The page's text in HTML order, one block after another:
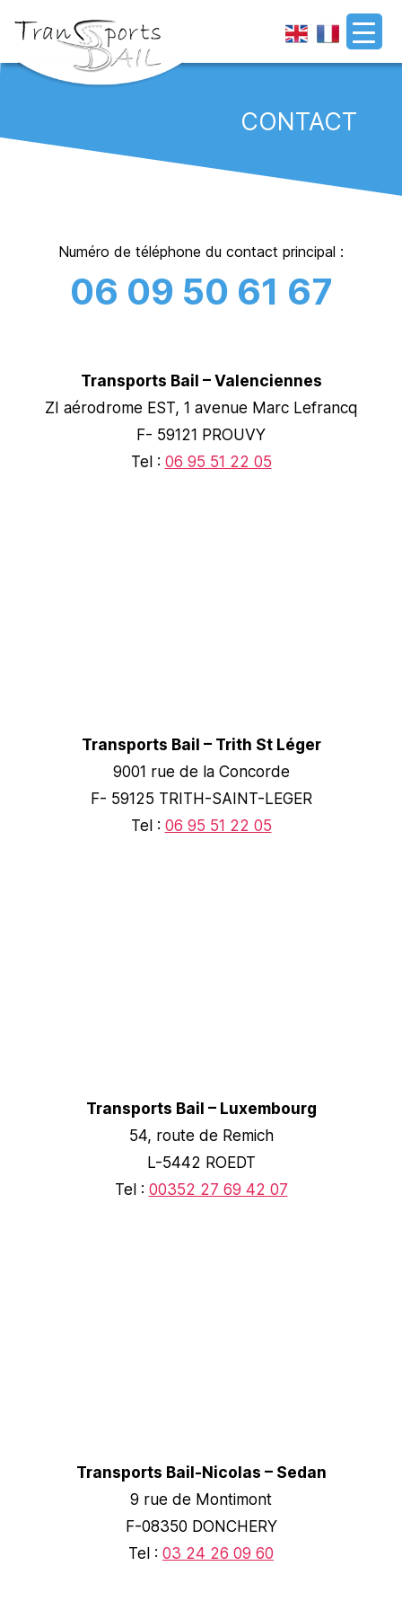
En
Fra
CONTACT
Numéro de téléphone du contact principal :
06 09 50 61 67
Transports Bail – Valenciennes
ZI aérodrome EST, 1 avenue Marc Lefrancq
F- 59121 PROUVY
Tel : 06 95 51 22 05
Transports Bail – Trith St Léger
9001 rue de la Concorde
F- 59125 TRITH-SAINT-LEGER
Tel : 06 95 51 22 05
Transports Bail – Luxembourg
54, route de Remich
L-5442 ROEDT
Tel : 00352 27 69 42 07
Transports Bail-Nicolas – Sedan
9 rue de Montimont
F-08350 DONCHERY
Tel : 03 24 26 09 60